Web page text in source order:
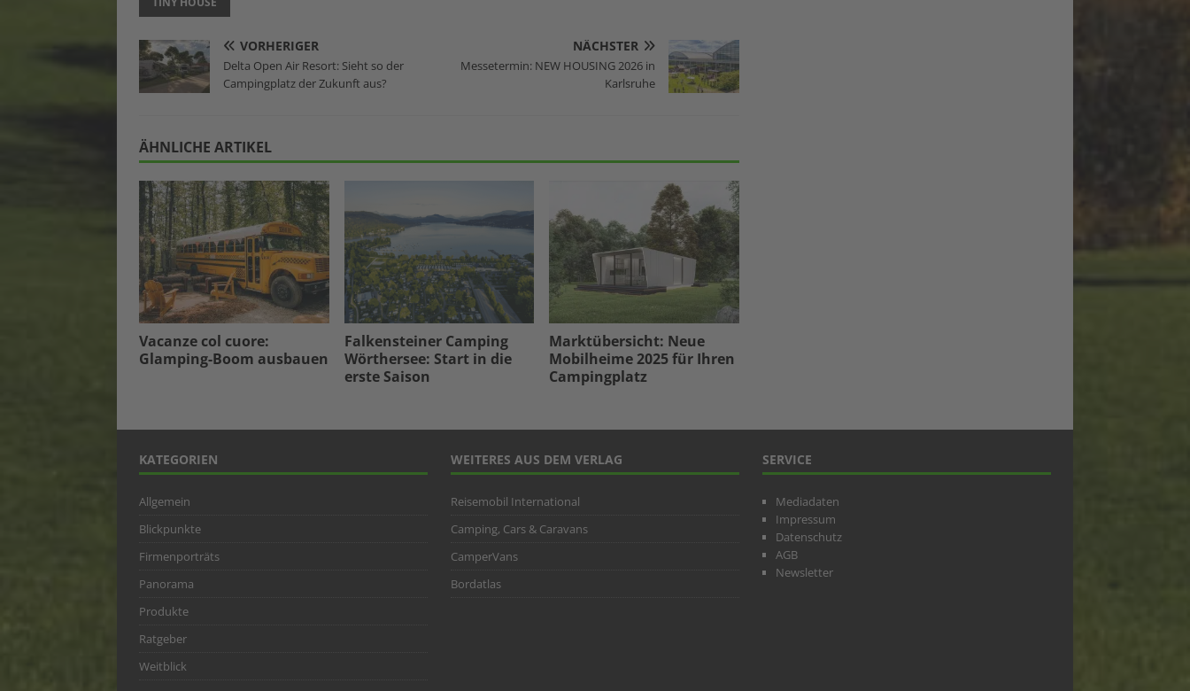
VORHERIGER
Delta Open Air Resort: Sieht so der
Campingplatz der Zukunft aus?
NÄCHSTER
Messetermin: NEW HOUSING 2026 in
Karlsruhe
ÄHNLICHE ARTIKEL
Vacanze col cuore:
Glamping-Boom ausbauen
Falkensteiner Camping
Wörthersee: Start in die
erste Saison
Marktübersicht: Neue
Mobilheime 2025 für Ihren
Campingplatz
KATEGORIEN
Allgemein
Blickpunkte
Firmenporträts
Panorama
Produkte
Ratgeber
Weitblick
WEITERES AUS DEM VERLAG
Reisemobil International
Camping, Cars & Caravans
CamperVans
Bordatlas
SERVICE
Mediadaten
Impressum
Datenschutz
AGB
Newsletter